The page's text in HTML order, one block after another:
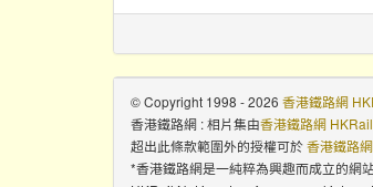
© Copyright 1998 - 2026 香港鐵路網
香港鐵路網 : 相片集由香港鐵路網
超出此條款範圍外的授權可於香港鐵路
*香港鐵路網是一純粹為興趣而成立的網